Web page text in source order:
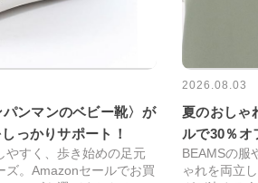
ンマンのベビー靴〉が
っかりサポート！
やすく、歩き始めの足元
ズ。Amazonセールでお買
2026.08.03
夏のおしゃ
ルで30％オ
BEAMSの服
ゃれを両立